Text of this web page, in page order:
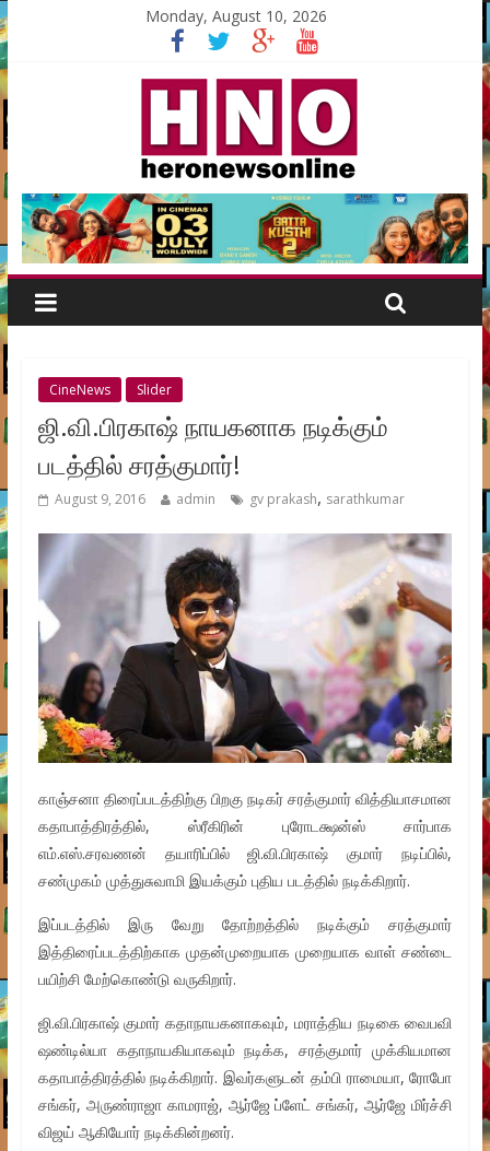
Monday, August 10, 2026
CineNews Slider
ஜி.வி.பிரகாஷ் நாயகனாக நடிக்கும்
படத்தில் சரத்குமார்!
August 9, 2016 admin gv prakash, sarathkumar
காஞ்சனா திரைப்படத்திற்கு பிறகு நடிகர் சரத்குமார் வித்தியாசமான
கதாபாத்திரத்தில், ஸ்ரீகிரின் புரோடக்ஷன்ஸ் சார்பாக
எம்.எஸ்.சரவணன் தயாரிப்பில் ஜி.வி.பிரகாஷ் குமார் நடிப்பில்,
சண்முகம் முத்துசுவாமி இயக்கும் புதிய படத்தில் நடிக்கிறார்.
இப்படத்தில் இரு வேறு தோற்றத்தில் நடிக்கும் சரத்குமார்
இத்திரைப்படத்திற்காக முதன்முறையாக முறையாக வாள் சண்டை
பயிற்சி மேற்கொண்டு வருகிறார்.
ஜி.வி.பிரகாஷ் குமார் கதாநாயகனாகவும், மராத்திய நடிகை வைபவி
ஷண்டில்யா கதாநாயகியாகவும் நடிக்க, சரத்குமார் முக்கியமான
கதாபாத்திரத்தில் நடிக்கிறார். இவர்களுடன் தம்பி ராமையா, ரோபோ
சங்கர், அருண்ராஜா காமராஜ், ஆர்ஜே ப்ளேட் சங்கர், ஆர்ஜே மிர்ச்சி
விஜய் ஆகியோர் நடிக்கின்றனர்.